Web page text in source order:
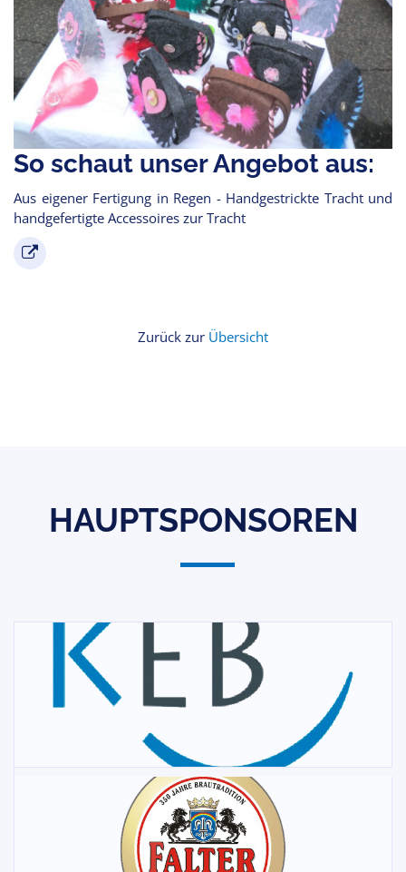
So schaut unser Angebot aus:
Aus eigener Fertigung in Regen - Handgestrickte Tracht und
handgefertigte Accessoires zur Tracht
Zurück zur Übersicht
HAUPTSPONSOREN